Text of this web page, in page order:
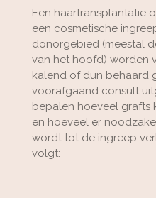
Een haartransplantatie
een cosmetische
donorgebied (meestal
van het hoofd) worden
kalend of dun behaard
voorafgaand consult
bepalen hoeveel grafts
en hoeveel er
wordt tot de ingreep
volgt: